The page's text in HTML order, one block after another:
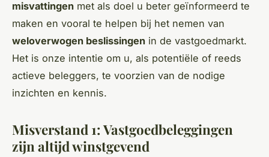
misvattingen met als doel u beter geïnformeerd te
maken en vooral te helpen bij het nemen van
weloverwogen beslissingen in de vastgoedmarkt.
Het is onze intentie om u, als potentiële of reeds
actieve beleggers, te voorzien van de nodige
inzichten en kennis.
Misverstand 1: Vastgoedbeleggingen
zijn altijd winstgevend